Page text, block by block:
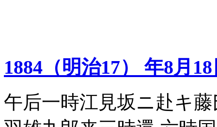
1884（明治17） 年8月
午后一時江見坂ニ赴キ